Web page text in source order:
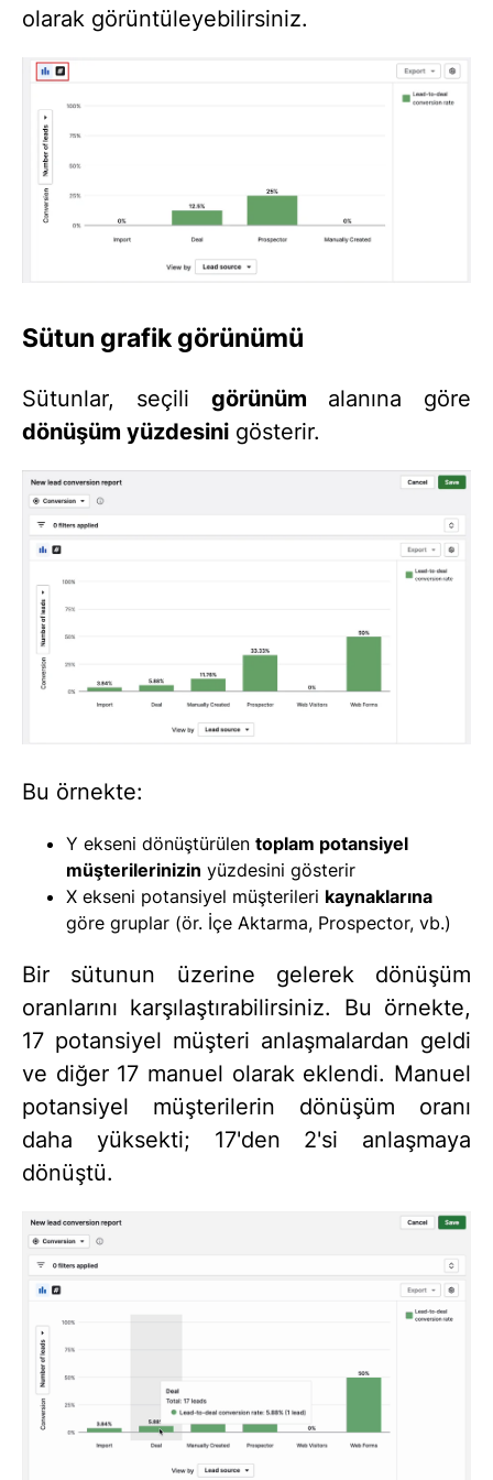
olarak görüntüleyebilirsiniz.
Sütun grafik görünümü
Sütunlar, seçili görünüm alanına göre
dönüşüm yüzdesini gösterir.
Bu örnekte:
Y ekseni dönüştürülen toplam potansiyel
müşterilerinizin yüzdesini gösterir
X ekseni potansiyel müşterileri kaynaklarına
göre gruplar (ör. İçe Aktarma, Prospector, vb.)
Bir sütunun üzerine gelerek dönüşüm
oranlarını karşılaştırabilirsiniz. Bu örnekte,
17 potansiyel müşteri anlaşmalardan geldi
ve diğer 17 manuel olarak eklendi. Manuel
potansiyel müşterilerin dönüşüm oranı
daha yüksekti; 17'den 2'si anlaşmaya
dönüştü.